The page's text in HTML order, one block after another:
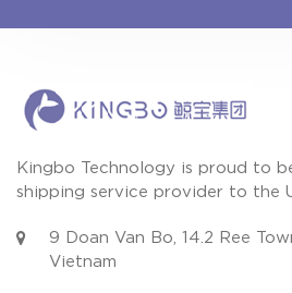
Kingbo Technology is proud to
shipping service provider to the
9 Doan Van Bo, 14.2 Ree
Vietnam